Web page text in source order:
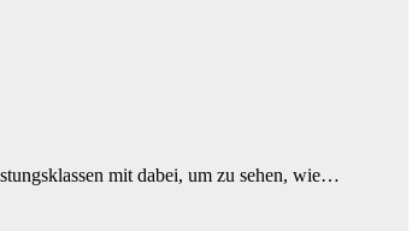
mit dabei, um zu sehen, wie…